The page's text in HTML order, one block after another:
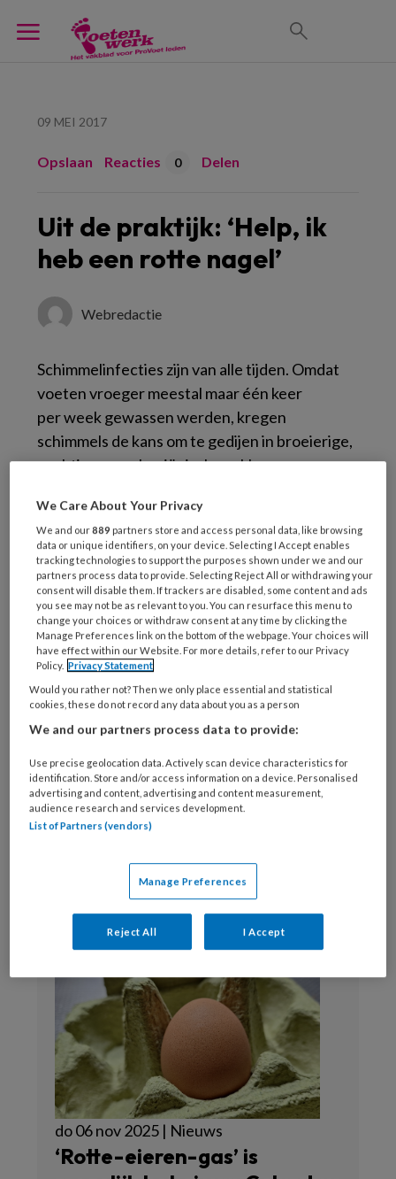
09 MEI 2017
Opslaan Reacties 0 Delen
Uit de praktijk: ‘Help, ik
heb een rotte nagel’
Webredactie
Schimmelinfecties zijn van alle tijden. Omdat
voeten vroeger meestal maar één keer
per week gewassen werden, kregen
schimmels de kans om te gedijen in broeierige,
vochtige en onhygiënische sokken en
schimmels veelvuldig aan, juist door een té ver
doorgevoerde hygiëne.
Uit de praktijk: ‘Help, ik heb een rotte nagel’
Podopost februari 2017:30 (PDF)
Reageer op dit artikel Deel dit artikel
schimmelinfecties Toos Mennen
Webredactie
do 06 nov 2025 | Nieuws
‘Rotte-eieren-gas’ is
We Care About Your Privacy
We and our889 partners store and access personal data, like browsing
data or unique identifiers, on your device. Selecting I Accept enables
tracking technologies to support the purposes shown under we and our
partners process data to provide. Selecting Reject All or withdrawing your
consent will disable them. If trackers are disabled, some content and ads
you see may not be as relevant to you. You can resurface this menu to
change your choices or withdraw consent at any time by clicking the
Manage Preferences link on the bottom of the webpage. Your choices will
have effect within our Website. For more details, refer to our Privacy
Policy. Privacy Statement
Would you rather not? Then we only place essential and statistical
cookies, these do not record any data about you as a person
We and our partners process data to provide:
Use precise geolocation data. Actively scan device characteristics for
identification. Store and/or access information on a device. Personalised
advertising and content, advertising and content measurement,
audience research and services development.
List of Partners (vendors)
Manage Preferences
Reject All I Accept